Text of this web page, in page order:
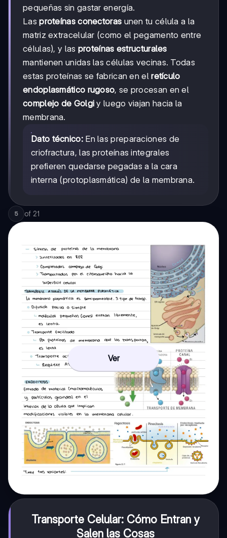
pequeñas sin gastar energía.
Lasproteínas conectoras unen tu célula a la
matriz extracelular (como el pegamento entre
células), y las proteínas estructurales
mantienen unidas las células vecinas. Todas
estas proteínas se fabrican en elretículo
endoplasmático rugoso, se procesan en el
complejo de Golgi y luego viajan hacia la
membrana.
Dato técnico:En las preparaciones de
criofractura, las proteínas integrales
prefieren quedarse pegadas a la cara
interna (protoplasmática) de la membrana.
5 of 21
Ver
Transporte Celular: Cómo Entran y
Salen las Cosas